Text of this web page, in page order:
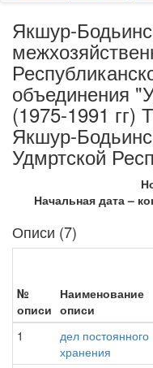
Якшур-
объединения
(1975-1991
Якшур-
Удмртской
Начальная дата –
Описи (7)
№
описи
Наименование
описи
1
дел постоянного
хранения